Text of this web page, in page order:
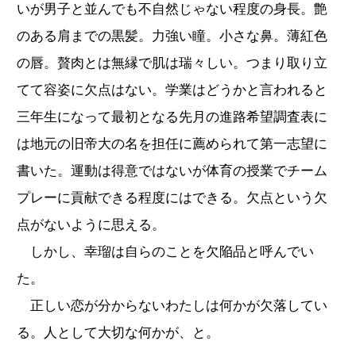
いが男子と並んでも不自然じゃない程度の身長。艶
のある肩までの黒髪。力強い瞳。小さな鼻。薄紅色
の唇。贅肉とは無縁で肌は瑞々しい。つまり取り立
てて容姿に欠点はない。学業はどうかと言われると
三年生になって最初となる先月の進路希望調査表に
は地元の旧帝大の名を担任に薦められて第一志望に
書いた。運動は得意ではないが体育の授業でチーム
プレーに貢献できる程度にはできる。欠点という欠
点がないように思える。
しかし、幸瑠は自らのことを欠陥品と呼んでい
た。
正しい恋が分からないわたしは何かが欠落してい
る。人として大切な何かが、と。